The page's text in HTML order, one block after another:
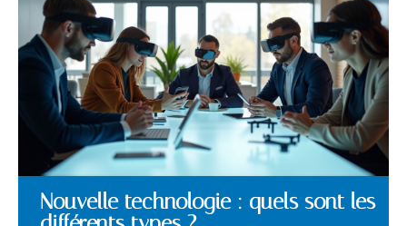
Nouvelle technologie : quels sont les